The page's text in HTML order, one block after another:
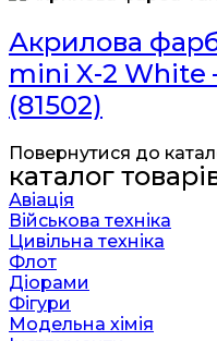
Акрилова
mini X-2 White
(81502)
Повернутися до
каталог
Авіація
Військова техніка
Цивільна техніка
Флот
Діорами
Фігури
Модельна хімія